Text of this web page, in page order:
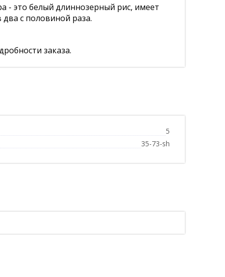
- это белый длиннозерный рис, имеет
с половиной раза.
заказа.
5
35-73-sh